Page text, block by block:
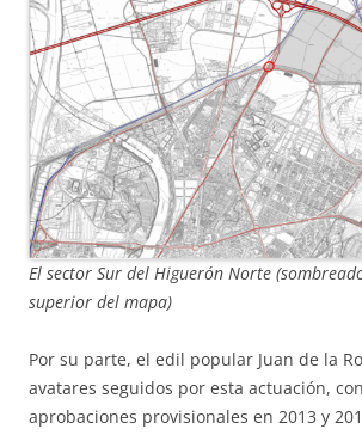
El sector Sur del Higuerón Norte
superior del mapa)
Por su parte, el edil popular Juan de la
avatares seguidos por esta actuación,
aprobaciones provisionales en 2013 y